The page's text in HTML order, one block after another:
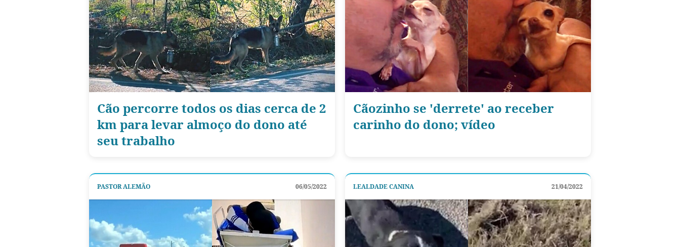
Cão percorre todos os dias cerca de 2
km para levar almoço do dono até
seu trabalho
Cãozinho se 'derrete' ao receber
carinho do dono; vídeo
PASTOR ALEMÃO 06/05/2022 LEALDADE CANINA 21/04/2022